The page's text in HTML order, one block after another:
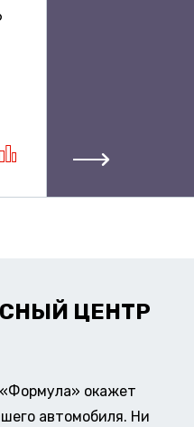
ЦЕНТР
окажет
автомобиля. Ни